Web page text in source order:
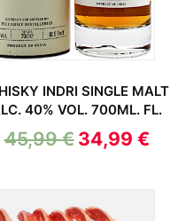
INDRI SINGLE MALT
40% VOL. 700ML. FL.
45,99€ 34,99 €